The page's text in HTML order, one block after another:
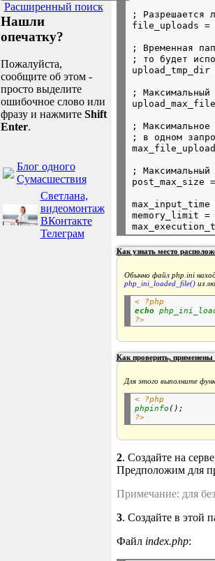
Расширенный поиск
Нашли
опечатку?
Пожалуйста,
сообщите об этом -
просто выделите
ошибочное слово или
фразу и нажмите Shift
Enter.
Блог одного
Сумасшествия
Светлана,
видеомонтаж
ВКонтакте
Телеграм
; Разрешается
; Временная
; то будет
; Максимальный
; Максимальное
; в одном
; Максимальный
max_input_time
memory_limit =
Как узнать место
Обычно файл php.ini
php_ini_loaded_file()из
< ?php
echo
?>
Как проверить, применены
Для этого выполните
< ?php
phpinfo ();
?>
2. Создайте на
Предположим для
Примечание: для
3. Создайте в этой
Файл index.php: